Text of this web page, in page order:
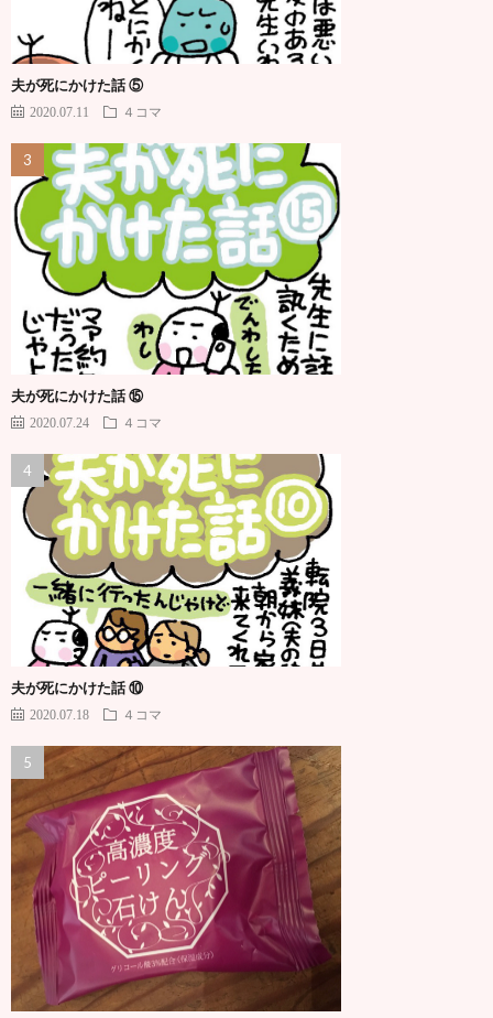
夫が死にかけた話 ⑤
2020.07.11 ４コマ
夫が死にかけた話 ⑮
2020.07.24 ４コマ
夫が死にかけた話 ⑩
2020.07.18 ４コマ